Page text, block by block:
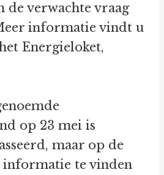
de verwachte vraag
informatie vindt u
Energieloket,
op 23 mei is
maar op de
informatie te vinden